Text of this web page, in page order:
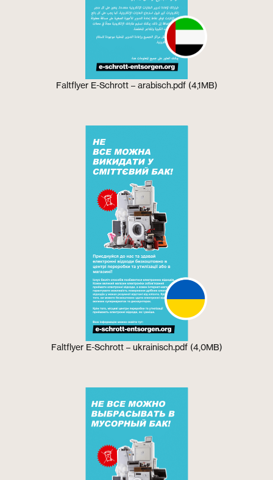
Faltflyer E-Schrott – arabisch.pdf (4,1MB)
Faltflyer E-Schrott – ukrainisch.pdf (4,0MB)